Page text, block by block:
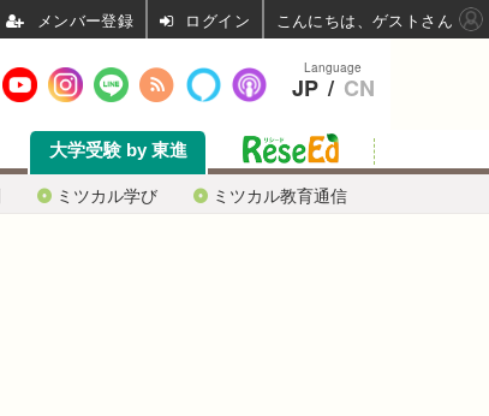
ミツカル学び ミツカル教育通信
大学受験 by 東進
Language
JP / CN
ログイン こんにちは、ゲストさん